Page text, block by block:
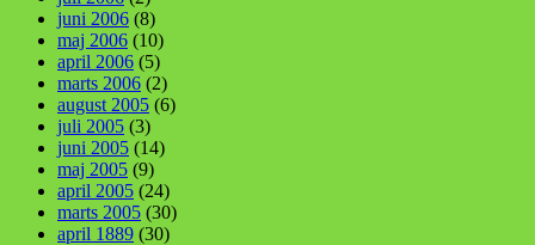
juni 2006 (8)
maj 2006 (10)
april 2006 (5)
marts 2006 (2)
august 2005 (6)
juli 2005 (3)
juni 2005 (14)
maj 2005 (9)
april 2005 (24)
marts 2005 (30)
april 1889 (30)